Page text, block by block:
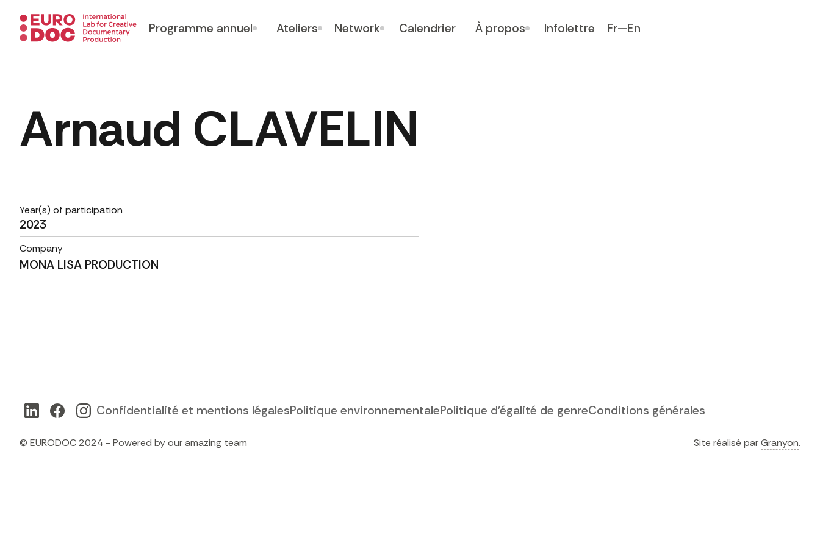
Programme annuel Ateliers Network Calendrier À propos Infolettre Fr—En
Arnaud CLAVELIN
Year(s) of participation
2023
Company
MONA LISA PRODUCTION
Confidentialité et mentions légalesPolitique environnementalePolitique d'égalité de genreConditions générales
© EURODOC 2024 - Powered by our amazing team Site réalisé parGranyon.